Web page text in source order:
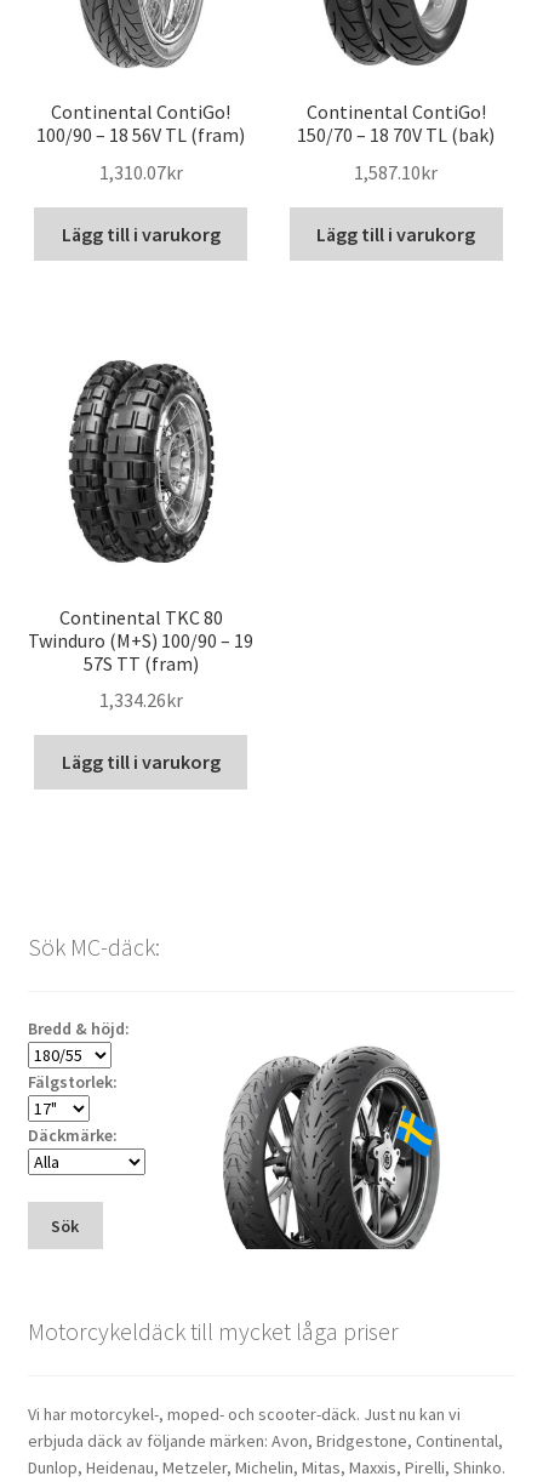
Continental ContiGo!
100/90 – 18 56V TL (fram)
1,310.07kr
Lägg till i varukorg
Continental ContiGo!
150/70 – 18 70V TL (bak)
1,587.10kr
Lägg till i varukorg
Continental TKC 80
Twinduro (M+S) 100/90 – 19
57S TT (fram)
1,334.26kr
Lägg till i varukorg
Sök MC-däck:
Bredd & höjd:
Fälgstorlek:
Däckmärke:
Sök
Motorcykeldäck till mycket låga priser
Vi har motorcykel-, moped- och scooter-däck. Just nu kan vi
erbjuda däck av följande märken: Avon, Bridgestone, Continental,
Dunlop, Heidenau, Metzeler, Michelin, Mitas, Maxxis, Pirelli, Shinko.